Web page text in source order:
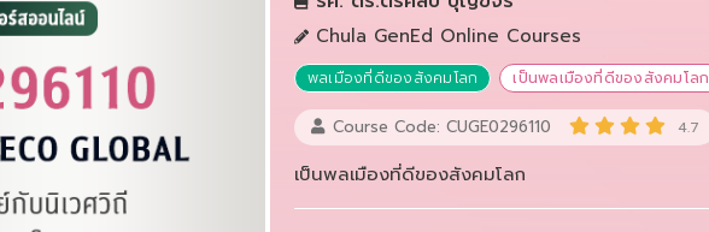
Chula GenEd Online Courses
พลเมืองที่ดีของสังคมโลก เป็นพลเมืองที่ดีของสังคมโลก
Course Code: CUGE0296110 4.7
เป็นพลเมืองที่ดีของสังคมโลก